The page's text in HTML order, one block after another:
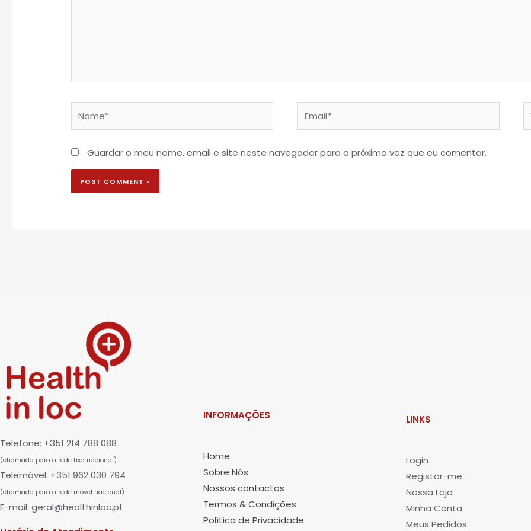
Guardar o meu nome, email e site neste navegador para a próxima vez que eu comentar.
Telefone: +351 214 788 088
(chamada para a rede fixa nacional)
Telemóvel: +351 962 030 794
(chamada para a rede móvel nacional)
E-mail: geral@healthinloc.pt
INFORMAÇÕES
Home
Sobre Nós
Nossos contactos
Termos & Condições
Política de Privacidade
LINKS
Login
Registar-me
Nossa Loja
Minha Conta
Meus Pedidos